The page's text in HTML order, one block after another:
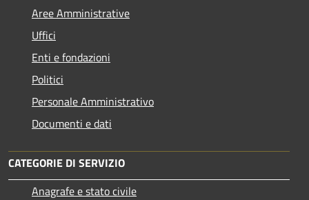
Aree Amministrative
Uffici
Enti e fondazioni
Politici
Personale Amministrativo
Documenti e dati
CATEGORIE DI SERVIZIO
Anagrafe e stato civile